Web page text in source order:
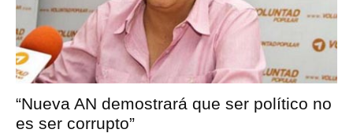
“Nueva AN demostrará que ser político no
es ser corrupto”